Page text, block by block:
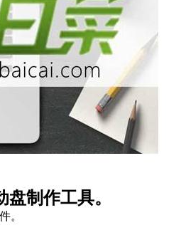
盘制作工具。
。